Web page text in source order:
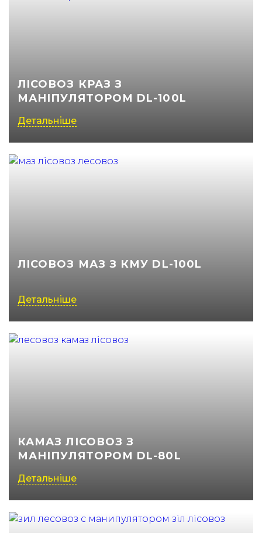
ЛІСОВОЗ КРАЗ З
МАНІПУЛЯТОРОМ DL-100L
Детальніше
ЛІСОВОЗ МАЗ З КМУ DL-100L
Детальніше
КАМАЗ ЛІСОВОЗ З
МАНІПУЛЯТОРОМ DL-80L
Детальніше